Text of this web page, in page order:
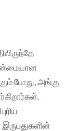
போது, அங்கு